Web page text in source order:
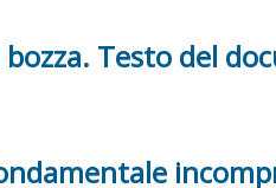
bozza. Testo del